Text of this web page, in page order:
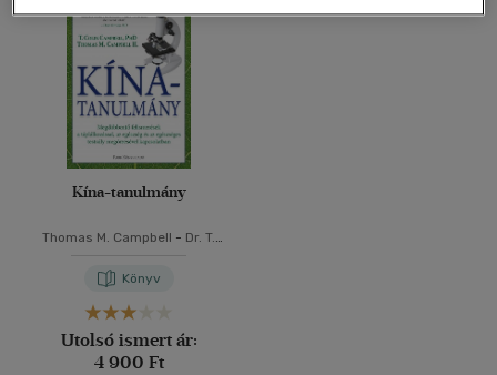
Alkalmaz
Kína-tanulmány
Thomas M. Campbell - Dr. T.
Könyv
Utolsó ismert ár:
4 900 Ft